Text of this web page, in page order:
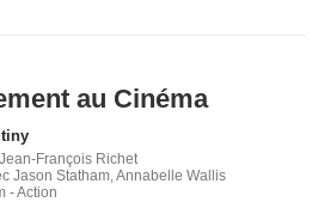
au Cinéma
François Richet
Jason Statham, Annabelle Wallis
- Action